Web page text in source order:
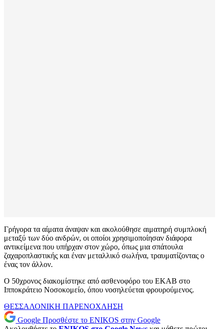
Γρήγορα τα αίματα άναψαν και ακολούθησε αιματηρή συμπλοκή
μεταξύ των δύο ανδρών, οι οποίοι χρησιμοποίησαν διάφορα
αντικείμενα που υπήρχαν στον χώρο, όπως μια σπάτουλα
ζαχαροπλαστικής και έναν μεταλλικό σωλήνα, τραυματίζοντας ο
ένας τον άλλον.
Ο 50χρονος διακομίστηκε από ασθενοφόρο του ΕΚΑΒ στο
Ιπποκράτειο Νοσοκομείο, όπου νοσηλεύεται φρουρούμενος.
ΘΕΣΣΑΛΟΝΙΚΗ ΠΑΡΕΝΟΧΛΗΣΗ
Google Προσθέστε το ENIKOS στην Google